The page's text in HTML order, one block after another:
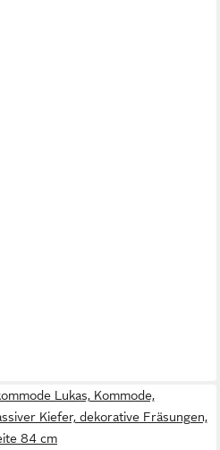
Lukas, Kommode,
Kiefer, dekorative Fräsungen,
84 cm